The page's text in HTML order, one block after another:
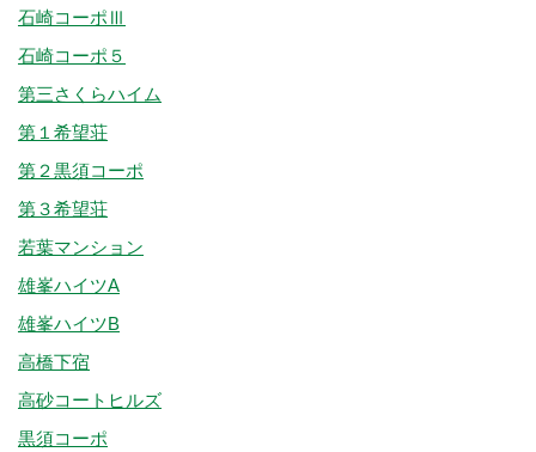
石崎コーポⅢ
石崎コーポ５
第三さくらハイム
第１希望荘
第２黒須コーポ
第３希望荘
若葉マンション
雄峯ハイツA
雄峯ハイツB
高橋下宿
高砂コートヒルズ
黒須コーポ